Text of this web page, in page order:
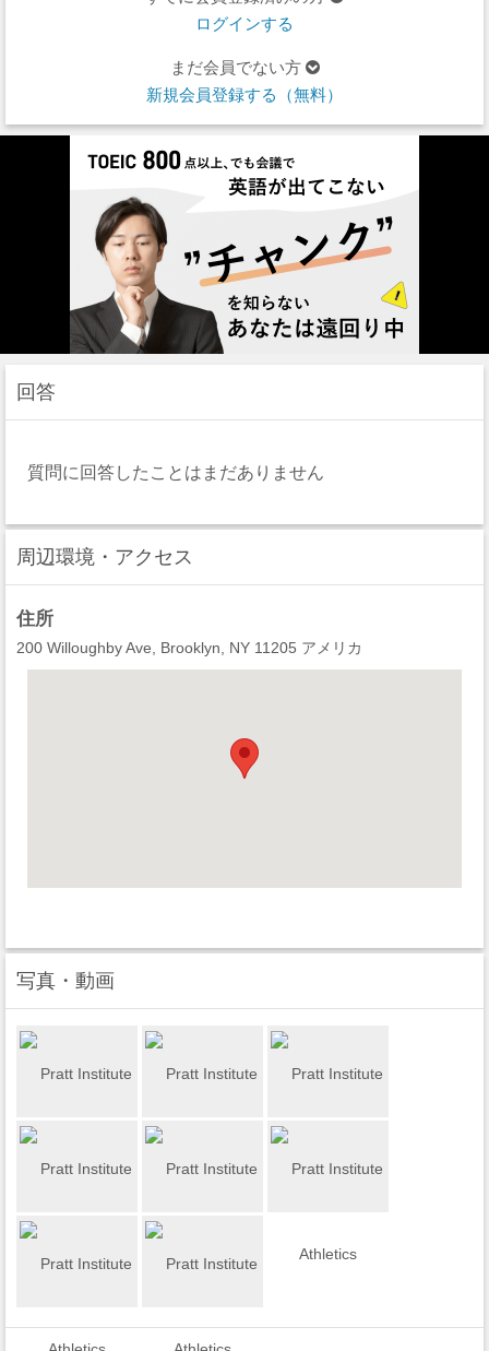
ログインする
まだ会員でない方
新規会員登録する（無料）
回答
質問に回答したことはまだありません
周辺環境・アクセス
住所
200 Willoughby Ave, Brooklyn, NY 11205 アメリカ
写真・動画